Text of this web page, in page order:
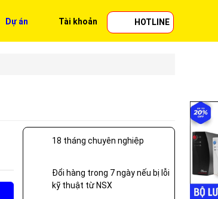
Dự án Tài khoản HOTLINE
18 tháng chuyên nghiệp
Đổi hàng trong 7 ngày nếu bị lỗi
kỹ thuật từ NSX